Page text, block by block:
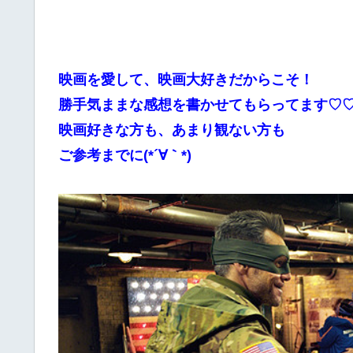
映画を愛して、映画大好きだからこそ！
勝手気ままな感想を書かせてもらってます
映画好きな方も、あまり観ない方も
ご参考までに(*´∀｀*)